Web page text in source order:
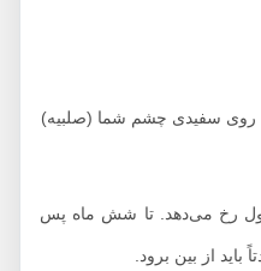
سفیدی چشم شما (صلبیه)
می‌دهد. تا شش ماه پس
بین برود.